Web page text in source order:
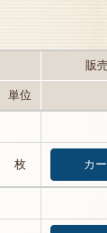
販
単位
枚